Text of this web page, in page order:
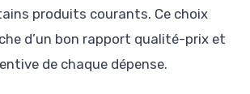
produits courants. Ce choix
d’un bon rapport qualité-prix et
de chaque dépense.